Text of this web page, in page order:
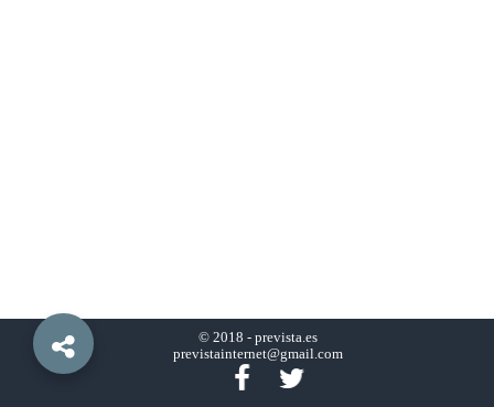
© 2018 - prevista.es
previstainternet@gmail.com